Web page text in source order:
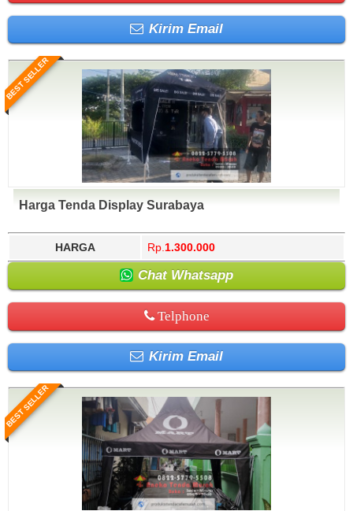
Kirim Email
BEST SELLER
Harga Tenda Display Surabaya
HARGA Rp. 1.300.000
Chat Whatsapp
Telphone
Kirim Email
BEST SELLER